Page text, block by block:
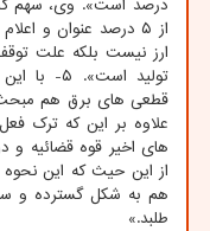
درصد است». وی، سهم
از ۵ درصد عنوان و
ارز نیست بلکه علت
تولید
قطعی های برق هم
علاوه بر این که ترک
های اخیر قوه قضائیه و
از این حیث که این
هم به شکل گسترده و
طلبد.»